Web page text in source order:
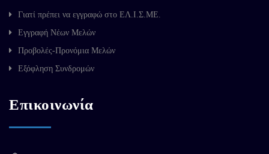
Γιατί πρέπει να εγγραφώ στο ΕΛ.Ι.Σ.ΜΕ.
Εγγραφή Νέων Μελών
Προβολές-Προνόμια Μελών
Εξόφληση Συνδρομών
Επικοινωνία